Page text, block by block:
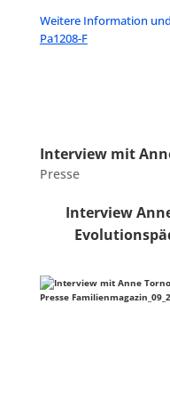
Weitere Information
Pa1208-F
Interview mit
Presse
Interview